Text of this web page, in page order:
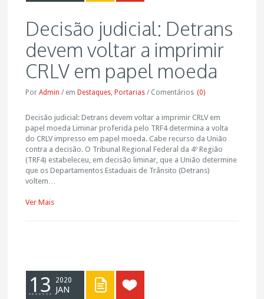
Decisão judicial: Detrans
devem voltar a imprimir
CRLV em papel moeda
PorAdmin / em Destaques, Portarias / Comentários (0)
Decisão judicial: Detrans devem voltar a imprimir CRLV em
papel moeda Liminar proferida pelo TRF4 determina a volta
do CRLV impresso em papel moeda. Cabe recurso da União
contra a decisão. O Tribunal Regional Federal da 4º Região
(TRF4) estabeleceu, em decisão liminar, que a União determine
que os Departamentos Estaduais de Trânsito (Detrans)
voltem…
Ver Mais
13 2020
JAN